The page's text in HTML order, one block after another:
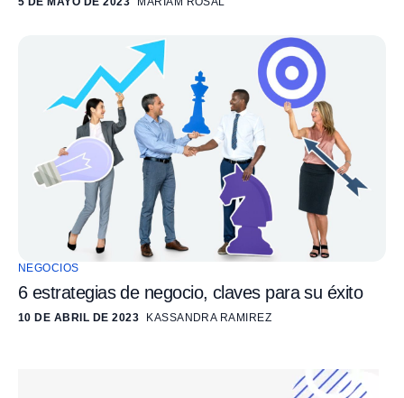
NEGOCIOS
6 estrategias de negocio, claves para su éxito
10 DE ABRIL DE 2023 KASSANDRA RAMIREZ